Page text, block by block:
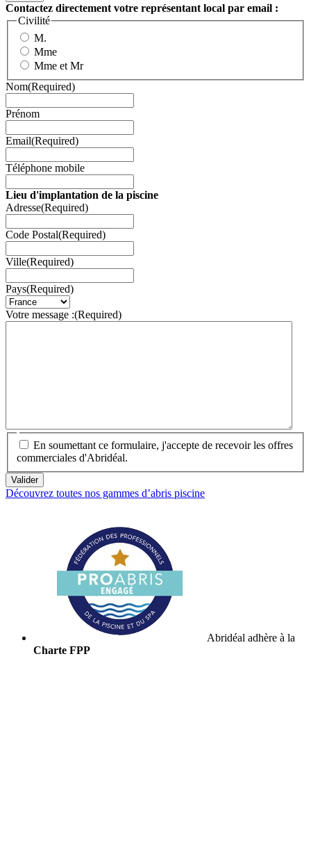
Contactez directement votre représentant local par email :
Civilité
M.
Mme
Mme et Mr
Nom(Required)
Prénom
Email(Required)
Téléphone mobile
Lieu d'implantation de la piscine
Adresse(Required)
Code Postal(Required)
Ville(Required)
Pays(Required)
Votre message :(Required)
En soumettant ce formulaire, j'accepte de recevoir les offres
commerciales d'Abridéal.
Découvrez toutes nos gammes d’abris piscine
Abridéal adhère à la
Charte FPP